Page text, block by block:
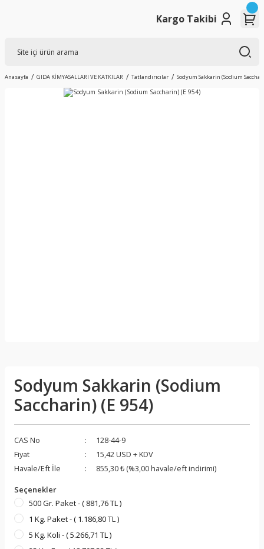
Kargo Takibi
Anasayfa GIDA KİMYASALLARI VE KATKILAR Tatlandırıcılar Sodyum Sakkarin (Sodium
Sodyum Sakkarin (Sodium
Saccharin) (E 954)
CAS No
128-44-9
Fiyat
15,42 USD + KDV
Havale/Eft İle
855,30 ₺ (%3,00 havale/eft indirimi)
Seçenekler
500 Gr. Paket - ( 881,76 TL )
1 Kg. Paket - ( 1.186,80 TL )
5 Kg. Koli - ( 5.266,71 TL )